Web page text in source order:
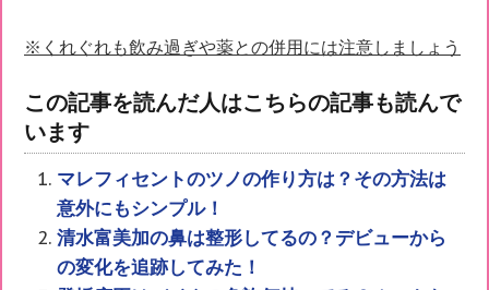
※くれぐれも飲み過ぎや薬との併用には注意しましょう
この記事を読んだ人はこちらの記事も読んで
います
マレフィセントのツノの作り方は？その方法は
意外にもシンプル！
清水富美加の鼻は整形してるの？デビューから
の変化を追跡してみた！